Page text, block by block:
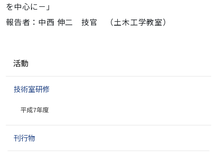
を中心に－」
報告者：中西 伸二 技官 （土木工学教室）
ゲ
ン
活動
技術室研修
平成7年度
刊行物